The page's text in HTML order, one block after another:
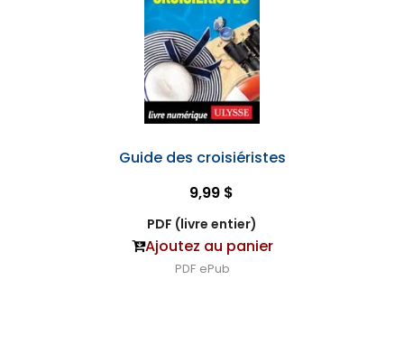
Guide des croisiéristes
9,99 $
PDF (livre entier)
Ajoutez au panier
PDF ePub